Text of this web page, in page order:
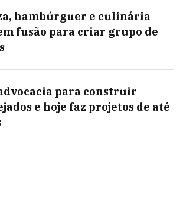
hambúrguer e culinária
fusão para criar grupo de
para construir
e hoje faz projetos de até